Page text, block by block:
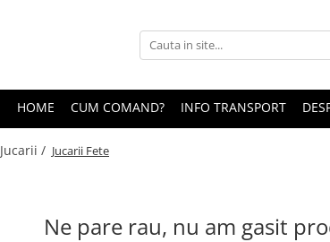
HOME CUM COMAND? INFO TRANSPORT
Jucarii / Jucarii Fete
Ne pare rau, nu am gasit